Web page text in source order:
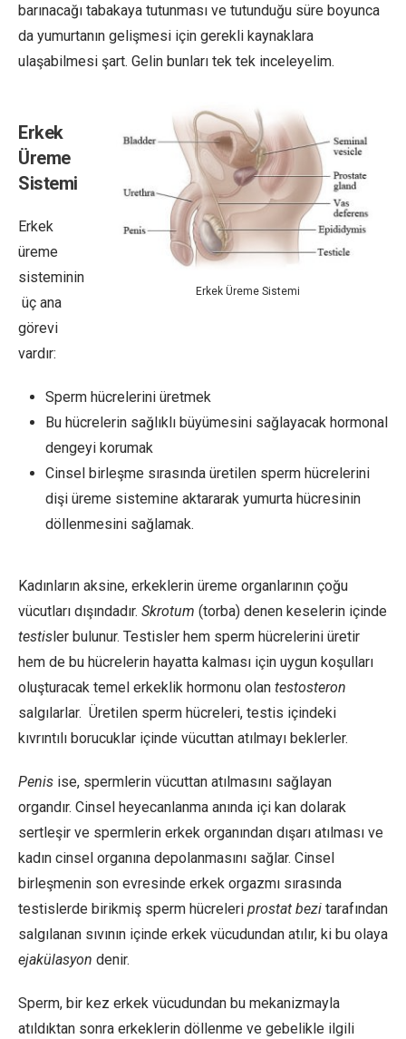
barınacağı tabakaya tutunması ve tutunduğu süre boyunca
da yumurtanın gelişmesi için gerekli kaynaklara
ulaşabilmesi şart. Gelin bunları tek tek inceleyelim.
Erkek Üreme Sistemi
Erkek
Üreme
Sistemi
Erkek
üreme
sisteminin
üç ana
görevi
vardır:
Sperm hücrelerini üretmek
Bu hücrelerin sağlıklı büyümesini sağlayacak hormonal
dengeyi korumak
Cinsel birleşme sırasında üretilen sperm hücrelerini
dişi üreme sistemine aktararak yumurta hücresinin
döllenmesini sağlamak.
Kadınların aksine, erkeklerin üreme organlarının çoğu
vücutları dışındadır. Skrotum (torba) denen keselerin içinde
testisler bulunur. Testisler hem sperm hücrelerini üretir
hem de bu hücrelerin hayatta kalması için uygun koşulları
oluşturacak temel erkeklik hormonu olan testosteron
salgılarlar. Üretilen sperm hücreleri, testis içindeki
kıvrıntılı borucuklar içinde vücuttan atılmayı beklerler.
Penis ise, spermlerin vücuttan atılmasını sağlayan
organdır. Cinsel heyecanlanma anında içi kan dolarak
sertleşir ve spermlerin erkek organından dışarı atılması ve
kadın cinsel organına depolanmasını sağlar. Cinsel
birleşmenin son evresinde erkek orgazmı sırasında
testislerde birikmiş sperm hücreleri prostat bezi tarafından
salgılanan sıvının içinde erkek vücudundan atılır, ki bu olaya
ejakülasyon denir.
Sperm, bir kez erkek vücudundan bu mekanizmayla
atıldıktan sonra erkeklerin döllenme ve gebelikle ilgili